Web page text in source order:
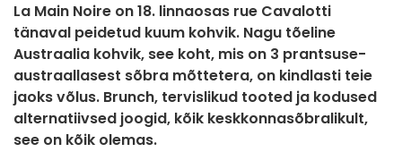
La Main Noire on 18. linnaosas rue Cavalotti
tänaval peidetud kuum kohvik. Nagu tõeline
Austraalia kohvik, see koht, mis on 3 prantsuse-
austraallasest sõbra mõttetera, on kindlasti teie
jaoks võlus. Brunch, tervislikud tooted ja kodused
alternatiivsed joogid, kõik keskkonnasõbralikult,
see on kõik olemas.